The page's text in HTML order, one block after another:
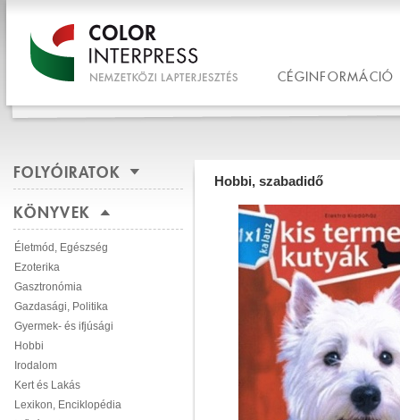
CÉGINFORMÁCIÓ
FOLYÓIRATOK
KÖNYVEK
Életmód, Egészség
Ezoterika
Gasztronómia
Gazdasági, Politika
Gyermek- és ifjúsági
Hobbi
Irodalom
Kert és Lakás
Lexikon, Enciklopédia
Hobbi, szabadidő